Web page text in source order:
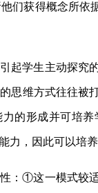
们获得概念所
起学生主动探究
思维方式往往被
的形成并可培
力，因此可以培
：①这一模式较